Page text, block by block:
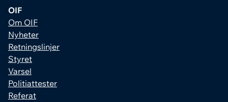
OIF
Om OIF
Nyheter
Retningslinjer
Styret
Varsel
Politiattester
Referat